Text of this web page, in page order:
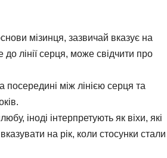
мізинця, зазвичай вказує на
лінії серця, може свідчити про
між лінією серця та
іноді інтерпретують як віхи, які
на рік, коли стосунки стали